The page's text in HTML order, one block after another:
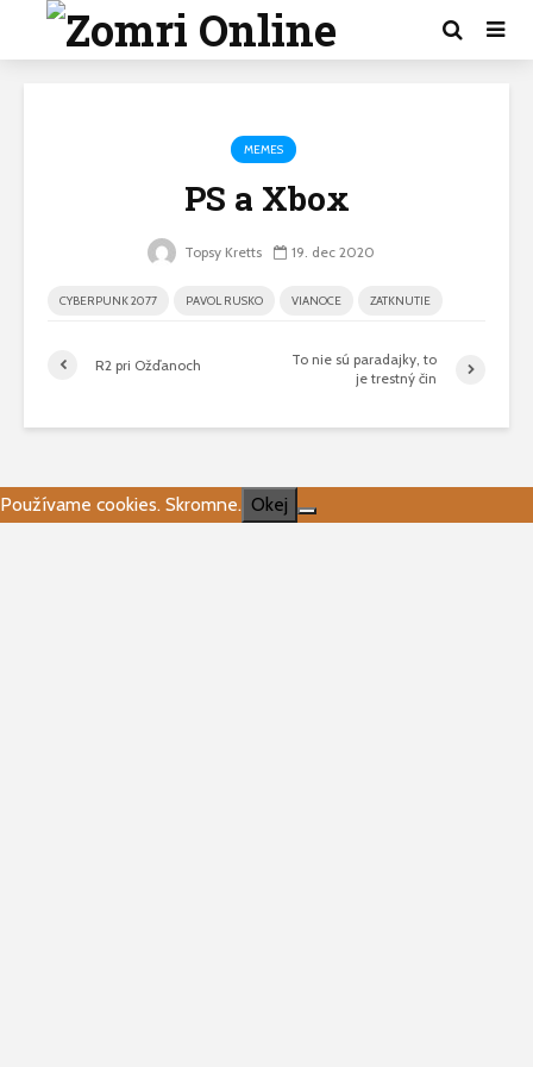
MEMES
PS a Xbox
Topsy Kretts 19. dec 2020
CYBERPUNK 2077 PAVOL RUSKO VIANOCE ZATKNUTIE
R2 pri Ožďanoch
To nie sú paradajky, to
je trestný čin
Používame cookies. Skromne. Okej